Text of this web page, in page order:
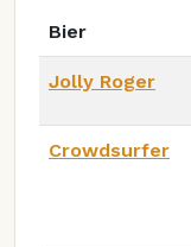
Bier
Jolly Roger
Crowdsurfer